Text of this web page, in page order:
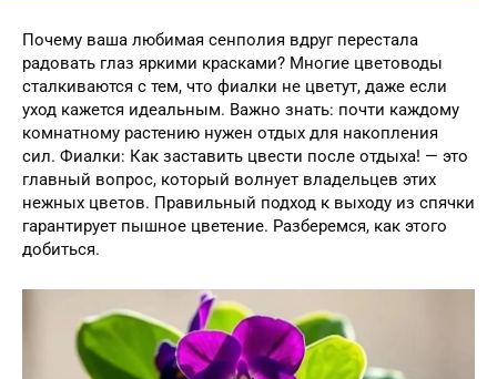
Почему ваша любимая сенполия вдруг перестала
радовать глаз яркими красками? Многие цветоводы
сталкиваются с тем, что фиалки не цветут, даже если
уход кажется идеальным. Важно знать: почти каждому
комнатному растению нужен отдых для накопления
сил. Фиалки: Как заставить цвести после отдыха! — это
главный вопрос, который волнует владельцев этих
нежных цветов. Правильный подход к выходу из спячки
гарантирует пышное цветение. Разберемся, как этого
добиться.